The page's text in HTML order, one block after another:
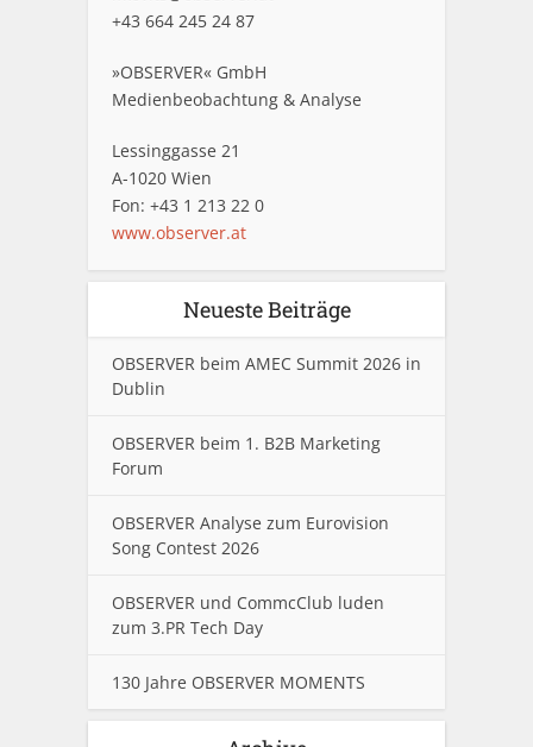
+43 664 245 24 87
»OBSERVER« GmbH
Medienbeobachtung & Analyse
Lessinggasse 21
A-1020 Wien
Fon: +43 1 213 22 0
www.observer.at
Neueste Beiträge
OBSERVER beim AMEC Summit 2026 in
Dublin
OBSERVER beim 1. B2B Marketing
Forum
OBSERVER Analyse zum Eurovision
Song Contest 2026
OBSERVER und CommcClub luden
zum 3.PR Tech Day
130 Jahre OBSERVER MOMENTS